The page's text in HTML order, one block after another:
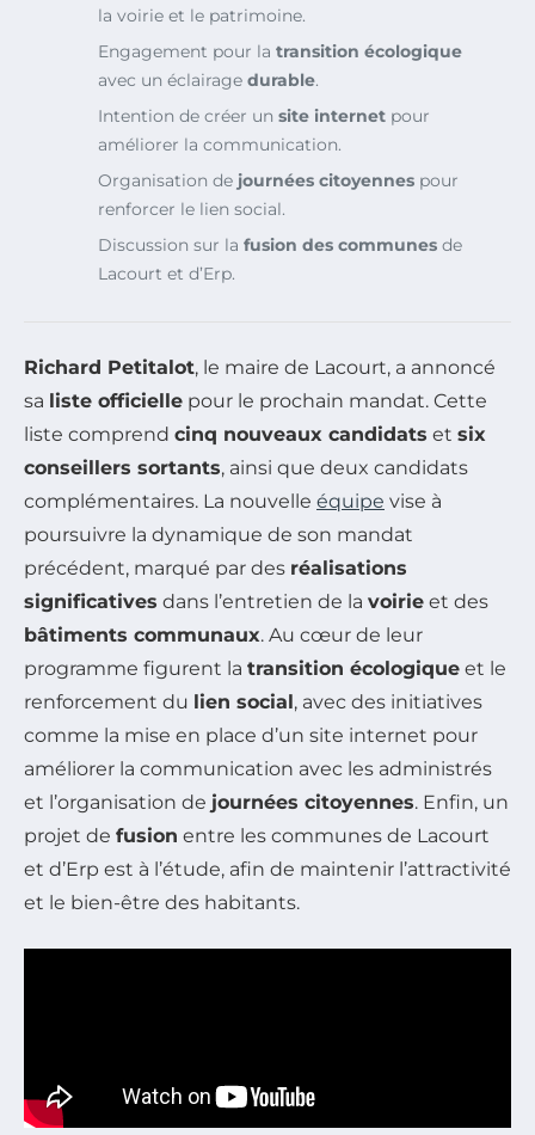
la voirie et le patrimoine.
Engagement pour la transition écologique
avec un éclairage durable.
Intention de créer un site internet pour
améliorer la communication.
Organisation de journées citoyennes pour
renforcer le lien social.
Discussion sur la fusion des communes de
Lacourt et d’Erp.
Richard Petitalot, le maire de Lacourt, a annoncé
sa liste officielle pour le prochain mandat. Cette
liste comprend cinq nouveaux candidats et six
conseillers sortants, ainsi que deux candidats
complémentaires. La nouvelle équipe vise à
poursuivre la dynamique de son mandat
précédent, marqué par des réalisations
significatives dans l’entretien de la voirie et des
bâtiments communaux. Au cœur de leur
programme figurent la transition écologique et le
renforcement du lien social , avec des initiatives
comme la mise en place d’un site internet pour
améliorer la communication avec les administrés
et l’organisation de journées citoyennes. Enfin, un
projet de fusion entre les communes de Lacourt
et d’Erp est à l’étude, afin de maintenir l’attractivité
et le bien-être des habitants.